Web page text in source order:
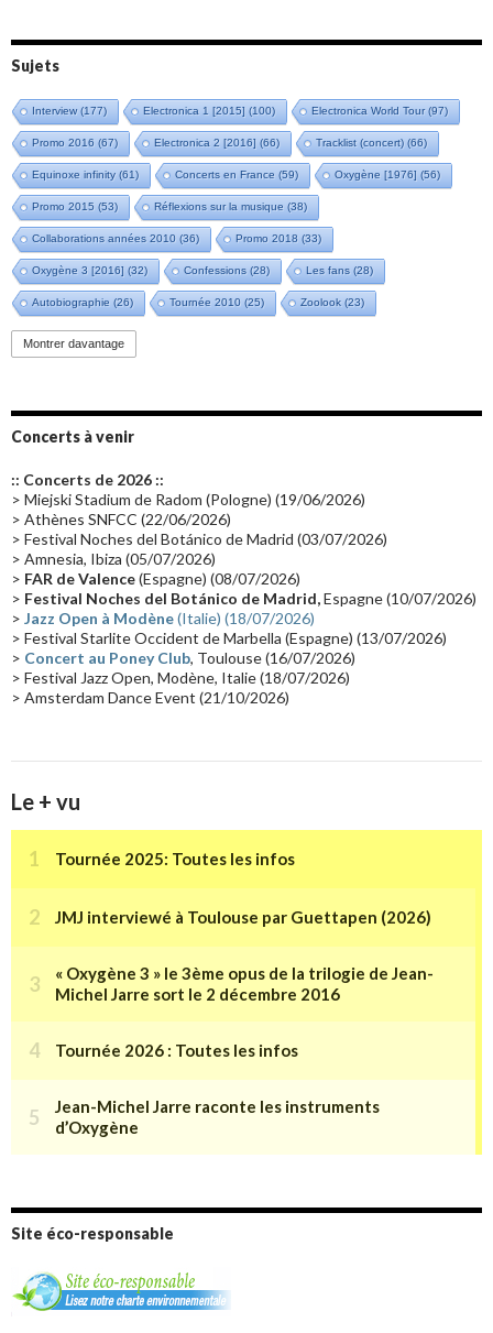
Sujets
Interview(177) Electronica 1 [2015] (100) Electronica World Tour(97)
Promo 2016 (67) Electronica 2 [2016] (66) Tracklist (concert) (66)
Equinoxe infinity(61) Concerts en France (59) Oxygène [1976] (56)
Promo 2015 (53) Réflexions sur la musique (38)
Collaborations années 2010 (36) Promo 2018 (33)
Oxygène 3 [2016] (32) Confessions (28) Les fans (28)
Autobiographie (26) Tournée 2010 (25) Zoolook (23)
Promo 2019(23)
Groupe de Recherche Musicale
Passages radio Vidéo Jarrecast (16) Synthé 80's
Les concerts en Chine(16) Cinéma
Synthé Roland(15) Belgique(15)
(14) Astronomie (14)
Tournée 2025(14) 2024(14) Chine(13)
Montrer davantage
Concerts à venir
:: Concerts de 2026 ::
> Miejski Stadium de Radom (Pologne) (19/06/2026)
> Athènes SNFCC (22/06/2026)
> Festival Noches del Botánico de Madrid (03/07/2026)
> Amnesia, Ibiza (05/07/2026)
> FAR de Valence(Espagne) (08/07/2026)
> Festival Noches del Botánico de Madrid,Espagne (10/07/2026)
> Jazz Open à Modène(Italie) (18/07/2026)
> Festival Starlite Occident de Marbella (Espagne) (13/07/2026)
> Concert au Poney Club, Toulouse (16/07/2026)
> Festival Jazz Open, Modène, Italie (18/07/2026)
> Amsterdam Dance Event (21/10/2026)
Le + vu
Site éco-responsable